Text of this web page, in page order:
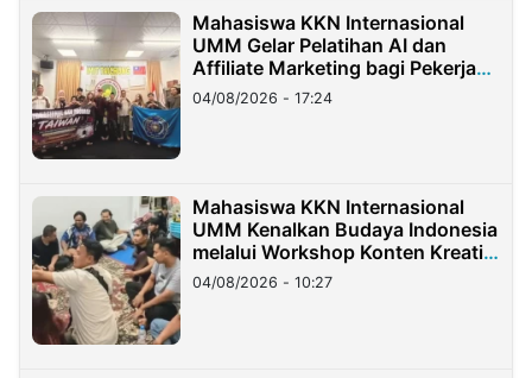
Mahasiswa KKN Internasional
UMM Gelar Pelatihan AI dan
Affiliate Marketing bagi Pekerja
Migran Indonesia di Taiwan
04/08/2026 - 17:24
Mahasiswa KKN Internasional
UMM Kenalkan Budaya Indonesia
melalui Workshop Konten Kreatif
di Taiwan
04/08/2026 - 10:27